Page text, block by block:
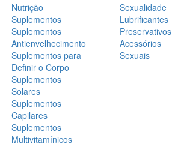
Nutrição
Suplementos
Suplementos
Antienvelhecimento
Suplementos para
Definir o Corpo
Suplementos
Solares
Suplementos
Capilares
Suplementos
Multivitamínicos
Sexualidade
Lubrificantes
Preservativos
Acessórios
Sexuais